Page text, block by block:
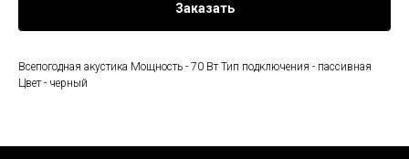
Заказать
Всепогодная акустика Мощность - 70 Вт Тип подключения - пассивная
Цвет - черный